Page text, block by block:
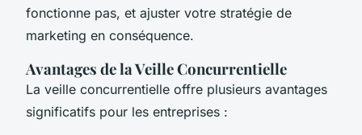
fonctionne pas, et ajuster votre stratégie de
marketing en conséquence.
Avantages de la Veille Concurrentielle
La veille concurrentielle offre plusieurs avantages
significatifs pour les entreprises :